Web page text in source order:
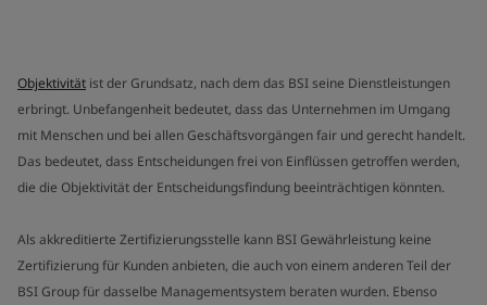
Objektivität ist der Grundsatz, nach dem das BSI seine Dienstleistungen
erbringt. Unbefangenheit bedeutet, dass das Unternehmen im Umgang
mit Menschen und bei allen Geschäftsvorgängen fair und gerecht handelt.
Das bedeutet, dass Entscheidungen frei von Einflüssen getroffen werden,
die die Objektivität der Entscheidungsfindung beeinträchtigen könnten.
Als akkreditierte Zertifizierungsstelle kann BSI Gewährleistung keine
Zertifizierung für Kunden anbieten, die auch von einem anderen Teil der
BSI Group für dasselbe Managementsystem beraten wurden. Ebenso